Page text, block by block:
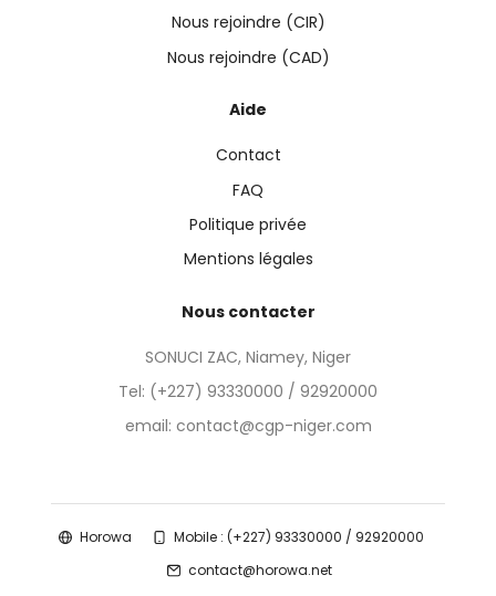
Nous rejoindre (CIR)
Nous rejoindre (CAD)
Aide
Contact
FAQ
Politique privée
Mentions légales
Nous contacter
SONUCI ZAC, Niamey, Niger
Tel: (+227) 93330000 / 92920000
email: contact@cgp-niger.com
Horowa
Mobile : (+227) 93330000 / 92920000
contact@horowa.net